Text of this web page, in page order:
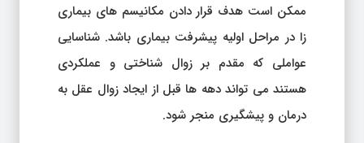
ممکن است هدف قرار دادن مکانیسم های بیماری
زا در مراحل اولیه پیشرفت بیماری باشد. شناسایی
عواملی که مقدم بر زوال شناختی و عملکردی
هستند می تواند دهه ها قبل از ایجاد زوال عقل به
درمان و پیشگیری منجر شود.